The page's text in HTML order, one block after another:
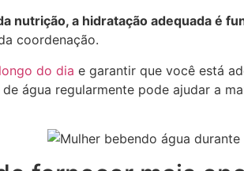
nutrição, a hidratação adequada é
coordenação.
do dia e garantir que você está
água regularmente pode ajudar a